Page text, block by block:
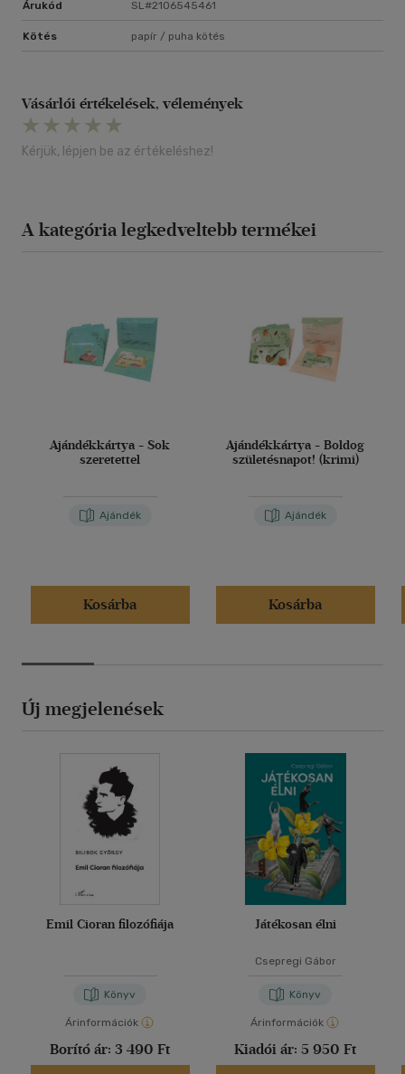
Árukód SL#2106545461
Kötés papír / puha kötés
Vásárlói értékelések, vélemények
Kérjük, lépjen be az értékeléshez!
A kategória legkedveltebb termékei
Ajándékkártya - Sok
szeretettel
Ajándék
Kosárba
Ajándékkártya - Boldog
születésnapot! (krimi)
Ajándék
Kosárba
Új megjelenések
Emil Cioran filozófiája
Könyv
Árinformációk
Borító ár: 3 490 Ft
Játékosan élni
Csepregi Gábor
Könyv
Árinformációk
Kiadói ár: 5 950 Ft